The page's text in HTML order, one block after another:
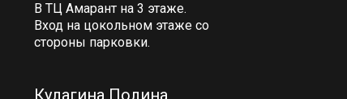
В ТЦ Амарант на 3 этаже.
Вход на цокольном этаже со
стороны парковки.
Кулагина Полина